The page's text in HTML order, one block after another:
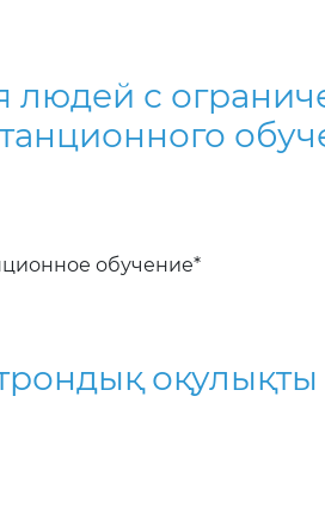
людей с
обучение*